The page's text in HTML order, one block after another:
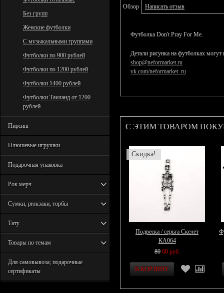
Без групп
Женские футболки
С музыкальными группами
Футболки по 900 рублей
Футболки по 1200 рублей
Футболки 1400 рублей
Футболки Таиланд от 1200
рублей
Пирсинг
Плюшевые игрушки
Подарочная упаковка
Рок мерч
Сумки, рюкзаки, торбы
Тату
Товары по темам
Для самовывоза; подарочные
сертификаты
Обзор Написать отзыв
Футболка Don't Pray For Me.
Детали рисунка на футболках
shop@neformarket.ru
vk.com/neformarket_ru
С ЭТИМ ТОВАРОМ
Скидка!
Подвеска / серьга Скелет
КА064
80 60 руб.